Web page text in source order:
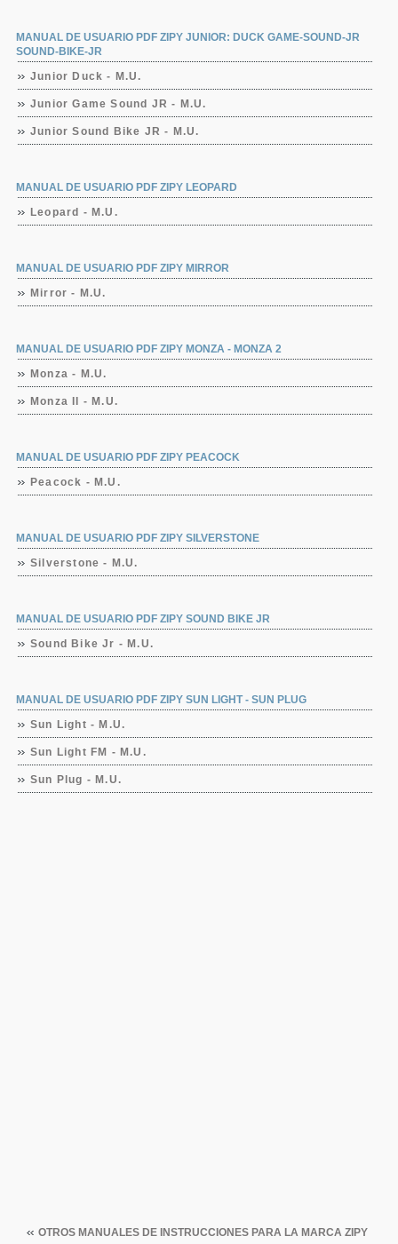
MANUAL DE USUARIO PDF ZIPY JUNIOR: DUCK GAME-SOUND-JR
SOUND-BIKE-JR
Junior Duck - M.U.
Junior Game Sound JR - M.U.
Junior Sound Bike JR - M.U.
MANUAL DE USUARIO PDF ZIPY LEOPARD
Leopard - M.U.
MANUAL DE USUARIO PDF ZIPY MIRROR
Mirror - M.U.
MANUAL DE USUARIO PDF ZIPY MONZA - MONZA 2
Monza - M.U.
Monza II - M.U.
MANUAL DE USUARIO PDF ZIPY PEACOCK
Peacock - M.U.
MANUAL DE USUARIO PDF ZIPY SILVERSTONE
Silverstone - M.U.
MANUAL DE USUARIO PDF ZIPY SOUND BIKE JR
Sound Bike Jr - M.U.
MANUAL DE USUARIO PDF ZIPY SUN LIGHT - SUN PLUG
Sun Light - M.U.
Sun Light FM - M.U.
Sun Plug - M.U.
OTROS MANUALES DE INSTRUCCIONES PARA LA MARCA ZIPY